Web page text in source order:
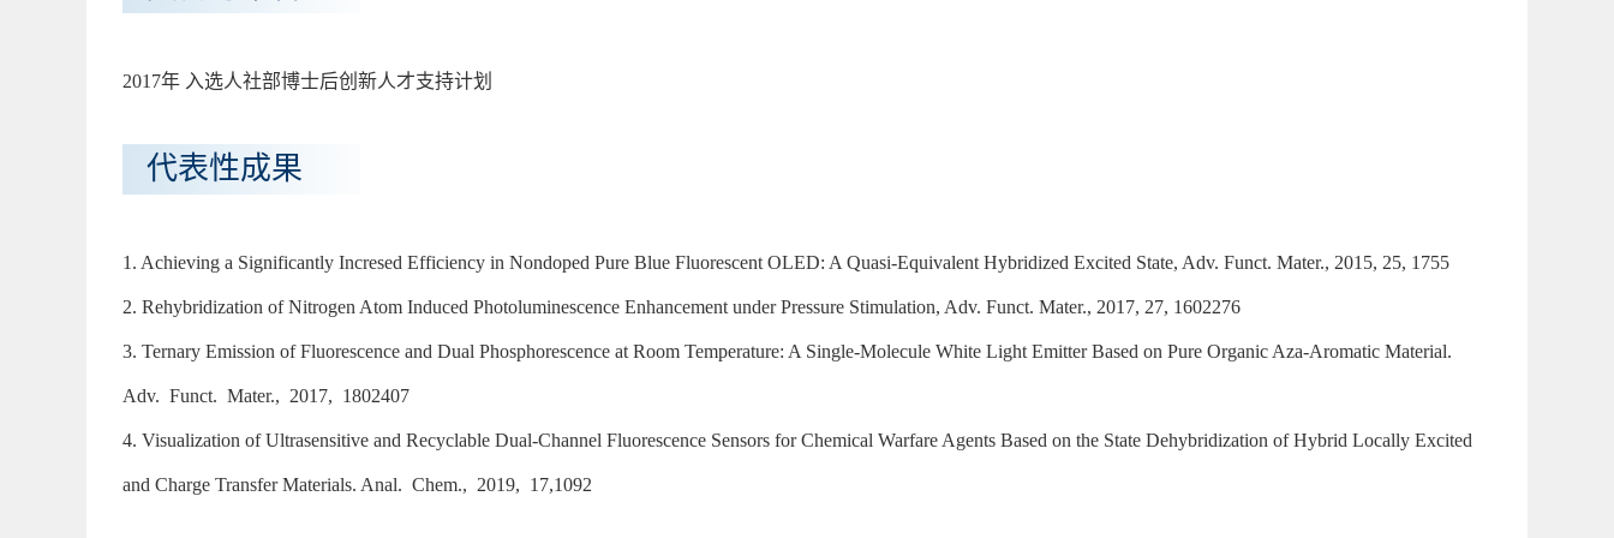
2017年 入选人社部博士后创新人才支持计划
代表性成果
1. Achieving a Significantly Incresed Efficiency in Nondoped Pure Blue Fluorescent OLED: A Quasi-Equivalent Hybridized Excited State, Adv. Funct. Mater., 2015, 25, 1755
2. Rehybridization of Nitrogen Atom Induced Photoluminescence Enhancement under Pressure Stimulation, Adv. Funct. Mater., 2017, 27, 1602276
3. Ternary Emission of Fluorescence and Dual Phosphorescence at Room Temperature: A Single-Molecule White Light Emitter Based on Pure Organic Aza-Aromatic Material.
Adv. Funct. Mater., 2017, 1802407
4. Visualization of Ultrasensitive and Recyclable Dual-Channel Fluorescence Sensors for Chemical Warfare Agents Based on the State Dehybridization of Hybrid Locally Excited
and Charge Transfer Materials. Anal. Chem., 2019, 17,1092